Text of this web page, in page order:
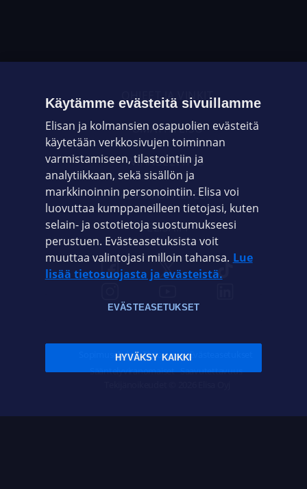
OHJEET JA VINKIT
OMAYHTEISÖ
VIANSELVITYS
ASIAKASPALVELU
ELISA.FI
Sopimusehdot Tietosuoja Evästeasetukset
Sääntelyviranomaiset Saavutettavuus
Käytämme evästeitä sivuillamme
Elisan ja kolmansien osapuolien evästeitä
käytetään verkkosivujen toiminnan
varmistamiseen, tilastointiin ja
analytiikkaan, sekä sisällön ja
markkinoinnin personointiin. Elisa voi
luovuttaa kumppaneilleen tietojasi, kuten
selain- ja ostotietoja suostumukseesi
perustuen. Evästeasetuksista voit
muuttaa valintojasi milloin tahansa. Lue
lisää tietosuojasta ja evästeistä.
EVÄSTEASETUKSET
HYVÄKSY KAIKKI